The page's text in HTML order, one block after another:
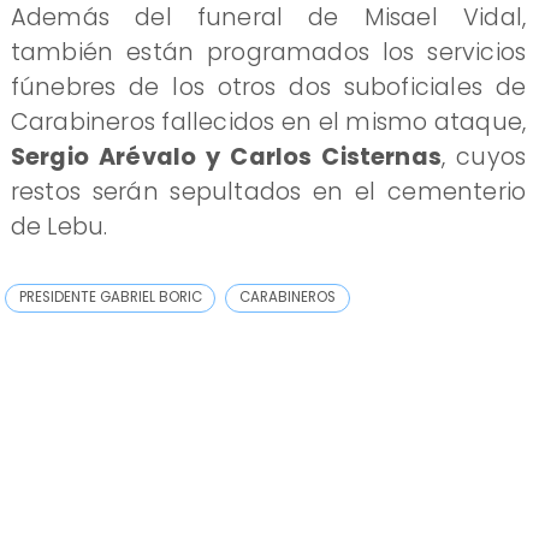
Además del funeral de Misael Vidal,
también están programados los servicios
fúnebres de los otros dos suboficiales de
Carabineros fallecidos en el mismo ataque,
Sergio Arévalo y Carlos Cisternas, cuyos
restos serán sepultados en el cementerio
de Lebu.
PRESIDENTE GABRIEL BORIC CARABINEROS